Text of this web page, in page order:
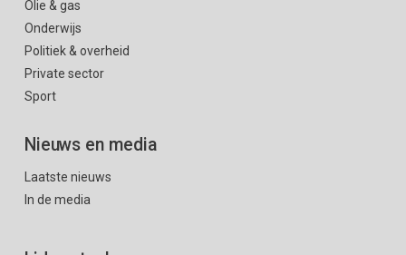
Olie & gas
Onderwijs
Politiek & overheid
Private sector
Sport
Nieuws en media
Laatste nieuws
In de media